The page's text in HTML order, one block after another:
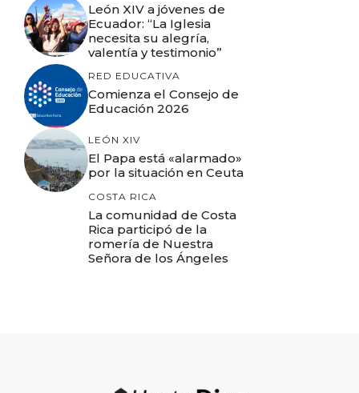
León XIV a jóvenes de
Ecuador: “La Iglesia
necesita su alegría,
valentía y testimonio”
RED EDUCATIVA
Comienza el Consejo de
Educación 2026
LEÓN XIV
El Papa está «alarmado»
por la situación en Ceuta
COSTA RICA
La comunidad de Costa
Rica participó de la
romería de Nuestra
Señora de los Ángeles